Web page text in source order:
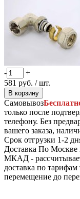
-
+
581 руб. / шт.
В корзину
Самовывоз
только после
телефону. Без
вашего заказа,
Срок отгрузки 1-2
Доставка По Москве
МКАД -
доставка по
перемещение до